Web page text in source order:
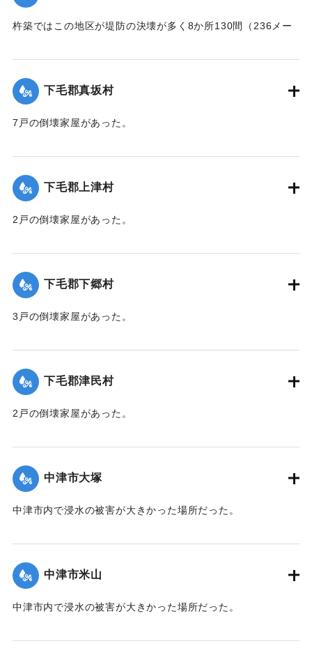
杵築ではこの地区が堤防の決壊が多く8か所130間（236メー
｜固有コード: 00483053
下毛郡真坂村
7戸の倒壊家屋があった。
｜固有コード:
下毛郡上津村
2戸の倒壊家屋があった。
｜固有コード:
下毛郡下郷村
3戸の倒壊家屋があった。
｜固有コード:
下毛郡津民村
2戸の倒壊家屋があった。
｜固有コード:
中津市大塚
中津市内で浸水の被害が大きかった場所だった。
｜固有コード:
中津市米山
中津市内で浸水の被害が大きかった場所だった。